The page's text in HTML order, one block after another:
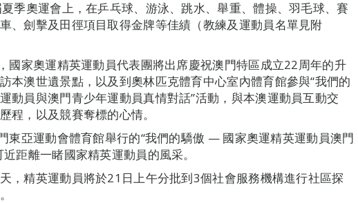
季奧運會上，在乒乓球、游泳、跳水、舉重、體操、羽毛球、賽
、劍擊及田徑項目取得金牌等佳績（教練及運動員名單見附
國家奧運精英運動員代表團將出席慶祝澳門特區成立22周年的升
本澳世遺景點，以及到奧林匹克體育中心室內體育館參與“我們的
動員與澳門青少年運動員真情對話”活動，與本澳運動員互動交
程，以及競賽奪標的心情。
東亞運動會體育館舉行的“我們的驕傲 — 國家奧運精英運動員澳門
距離一睹國家精英運動員的風采。
，精英運動員將於21日上午分批到3個社會服務機構進行社區探